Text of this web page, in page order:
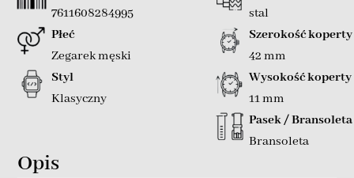
7611608284995
Płeć
Zegarek męski
Styl
Klasyczny
stal
Szerokość koperty
42 mm
Wysokość koperty
11 mm
Pasek / Bransoleta
Bransoleta
Opis